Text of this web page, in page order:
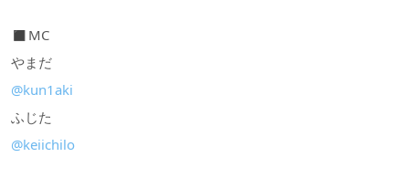
◼︎MC
やまだ
@kun1aki
ふじた
@keiichilo